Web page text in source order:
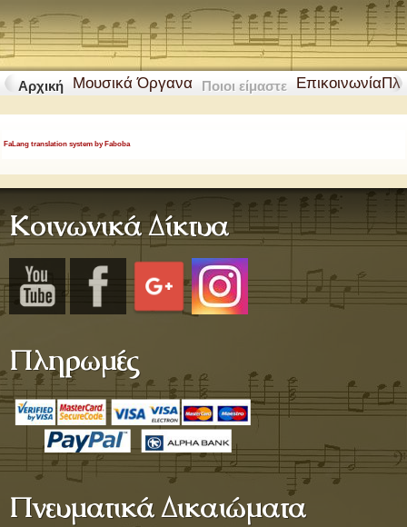
Αρχική Μουσικά Όργανα Ποιοι είμαστε Επικοινωνία
FaLang translation system by Faboba
Κοινωνικά Δίκτυα
Πληρωμές
Πνευματικά Δικαιώματα